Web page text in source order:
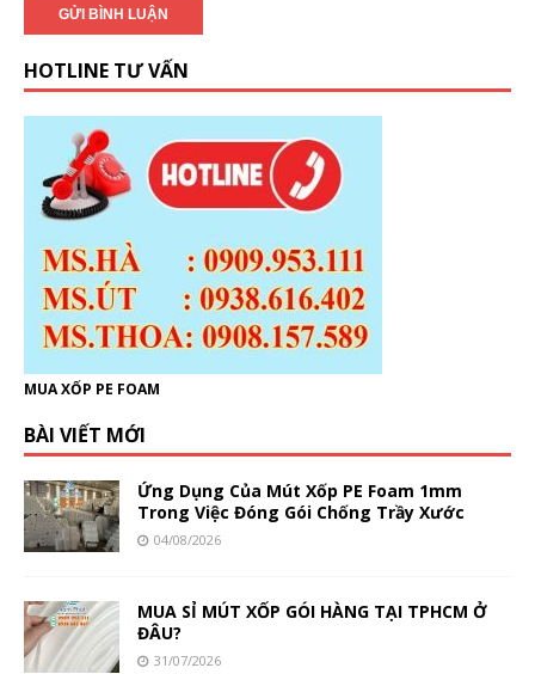
HOTLINE TƯ VẤN
MUA XỐP PE FOAM
BÀI VIẾT MỚI
Ứng Dụng Của Mút Xốp PE Foam 1mm
Trong Việc Đóng Gói Chống Trầy Xước
04/08/2026
MUA SỈ MÚT XỐP GÓI HÀNG TẠI TPHCM Ở
ĐÂU?
31/07/2026